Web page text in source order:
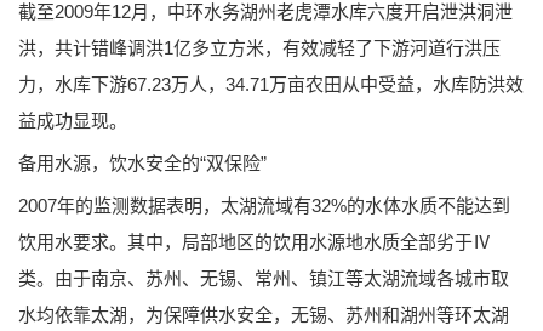
截至2009年12月，中环水务湖州老虎潭水库六度开启泄洪洞泄
洪，共计错峰调洪1亿多立方米，有效减轻了下游河道行洪压
力，水库下游67.23万人，34.71万亩农田从中受益，水库防洪效
益成功显现。
备用水源，饮水安全的“双保险”
2007年的监测数据表明，太湖流域有32%的水体水质不能达到
饮用水要求。其中，局部地区的饮用水源地水质全部劣于Ⅳ
类。由于南京、苏州、无锡、常州、镇江等太湖流域各城市取
水均依靠太湖，为保障供水安全，无锡、苏州和湖州等环太湖